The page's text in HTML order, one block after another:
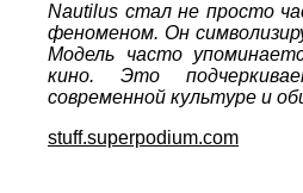
Nautilus стал не просто
феноменом. Он
Модель часто
кино. Это
современной культуре и
stuff.superpodium.com